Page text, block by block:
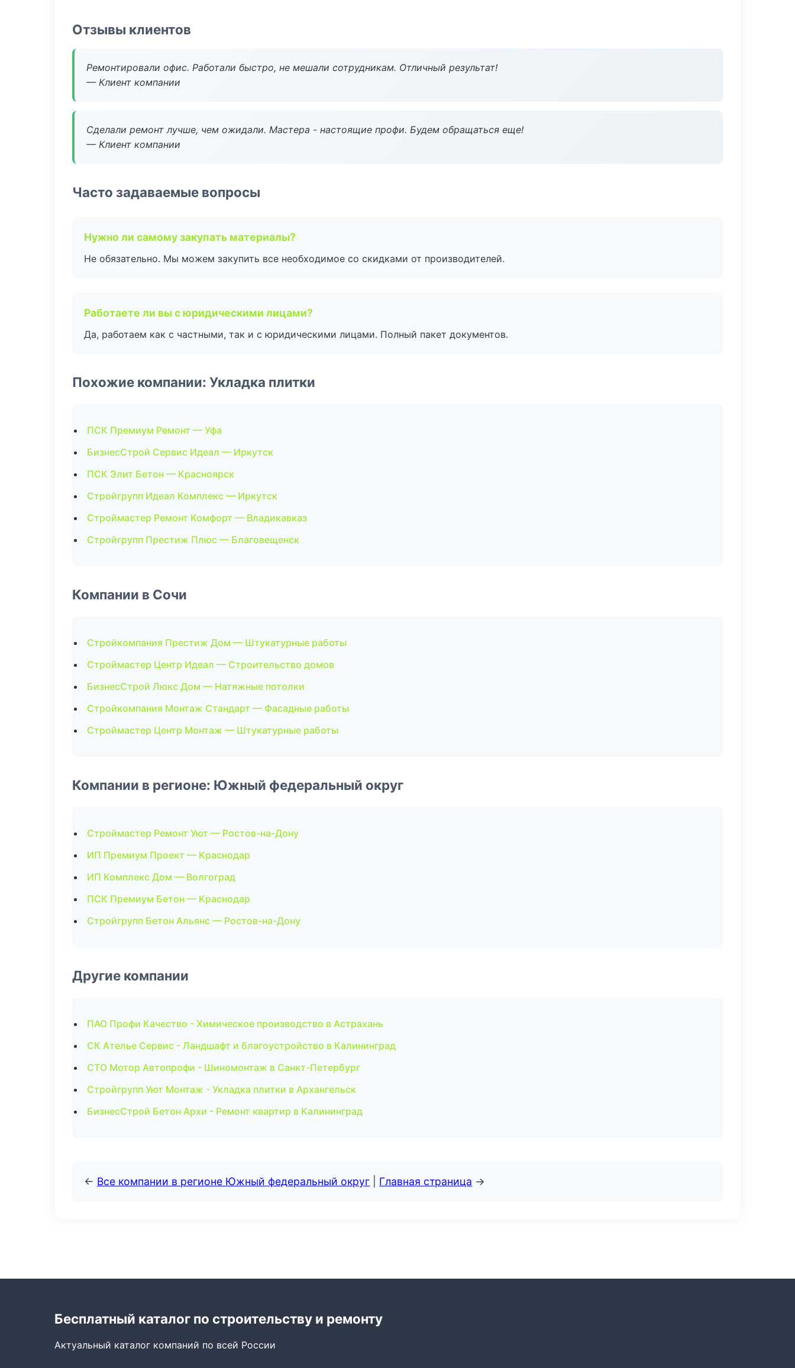
Отзывы клиентов
Ремонтировали офис. Работали быстро, не мешали сотрудникам. Отличный результат!
— Клиент компании
Сделали ремонт лучше, чем ожидали. Мастера - настоящие профи. Будем обращаться еще!
— Клиент компании
Часто задаваемые вопросы
Нужно ли самому закупать материалы?
Не обязательно. Мы можем закупить все необходимое со скидками от производителей.
Работаете ли вы с юридическими лицами?
Да, работаем как с частными, так и с юридическими лицами. Полный пакет документов.
Похожие компании: Укладка плитки
ПСК Премиум Ремонт — Уфа
БизнесСтрой Сервис Идеал — Иркутск
ПСК Элит Бетон — Красноярск
Стройгрупп Идеал Комплекс — Иркутск
Строймастер Ремонт Комфорт — Владикавказ
Стройгрупп Престиж Плюс — Благовещенск
Компании в Сочи
Стройкомпания Престиж Дом — Штукатурные работы
Строймастер Центр Идеал — Строительство домов
БизнесСтрой Люкс Дом — Натяжные потолки
Стройкомпания Монтаж Стандарт — Фасадные работы
Строймастер Центр Монтаж — Штукатурные работы
Компании в регионе: Южный федеральный округ
Строймастер Ремонт Уют — Ростов-на-Дону
ИП Премиум Проект — Краснодар
ИП Комплекс Дом — Волгоград
ПСК Премиум Бетон — Краснодар
Стройгрупп Бетон Альянс — Ростов-на-Дону
Другие компании
ПАО Профи Качество - Химическое производство в Астрахань
СК Ателье Сервис - Ландшафт и благоустройство в Калининград
СТО Мотор Автопрофи - Шиномонтаж в Санкт-Петербург
Стройгрупп Уют Монтаж - Укладка плитки в Архангельск
БизнесСтрой Бетон Архи - Ремонт квартир в Калининград
← Все компании в регионе Южный федеральный округ Главная страница →
Бесплатный каталог по строительству и ремонту
Актуальный каталог компаний по всей России